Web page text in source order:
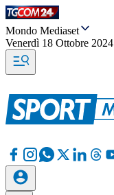
Mondo Mediaset
Venerdì 18 Ottobre 2024